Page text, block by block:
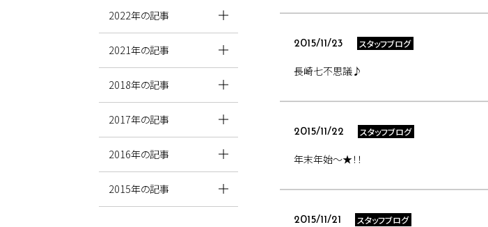
2015/11/23 スタッフブログ
長崎七不思議♪
2015/11/22 スタッフブログ
年末年始～★！！
2015/11/21 スタッフブログ
2022年の記事
2021年の記事
2018年の記事
2017年の記事
2016年の記事
2015年の記事